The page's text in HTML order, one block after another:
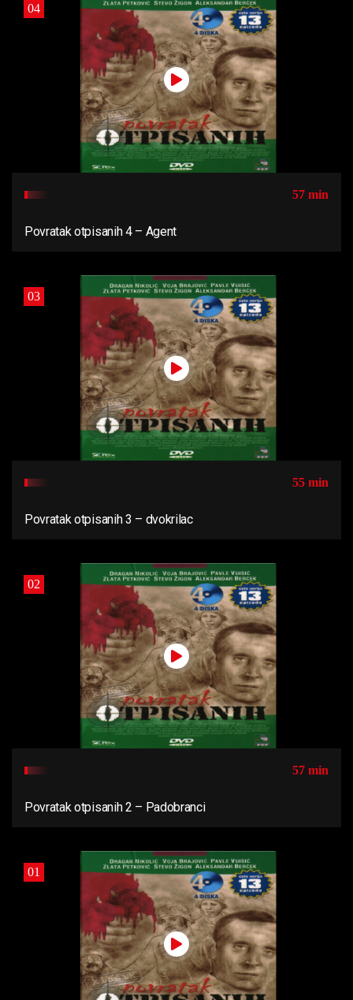
04
57 min
Povratak otpisanih 4 – Agent
03
55 min
Povratak otpisanih 3 – dvokrilac
02
57 min
Povratak otpisanih 2 – Padobranci
01